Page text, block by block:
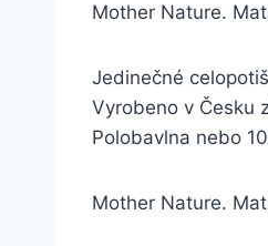
Mother Nature.
Jedinečné
Vyrobeno v Česku
Polobavlna nebo
Mother Nature.